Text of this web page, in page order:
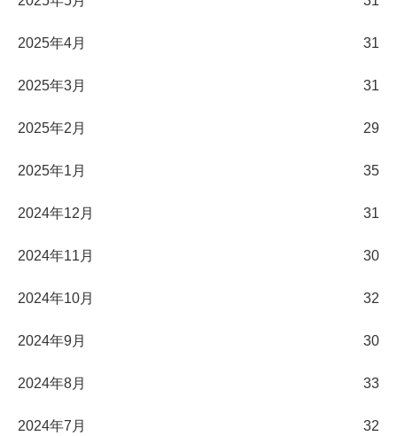
2025年4月 31
2025年3月 31
2025年2月 29
2025年1月 35
2024年12月 31
2024年11月 30
2024年10月 32
2024年9月 30
2024年8月 33
2024年7月 32